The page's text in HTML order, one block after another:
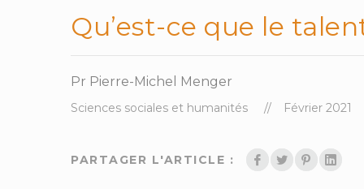
Qu’est-ce que le
Pr Pierre-Michel Menger
Sciences sociales et humanités Février 2021
PARTAGER L'ARTICLE :